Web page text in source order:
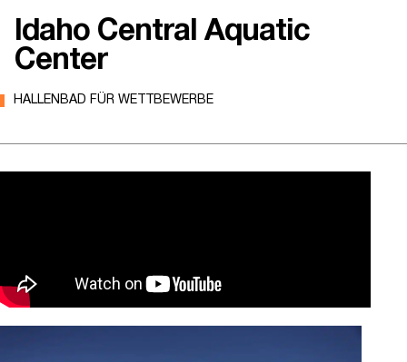
Idaho Central Aquatic
Center
HALLENBAD FÜR WETTBEWERBE